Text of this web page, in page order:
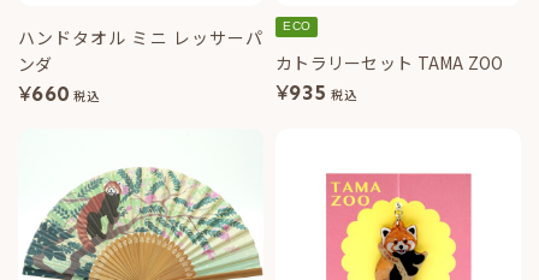
ハンドタオル ミニ レッサーパ
ンダ
¥660 税込
ECO
カトラリーセット TAMA ZOO
¥935 税込